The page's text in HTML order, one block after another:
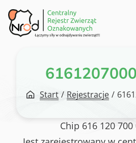
Przejdź
do
treści
Start / Rejestracje /
Chip 616 120 700